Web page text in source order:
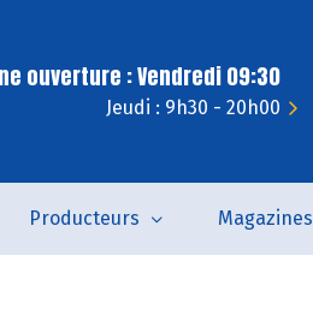
ouverture : Vendredi 09:30
Jeudi : 9h30 - 20h00
Producteurs Magazines